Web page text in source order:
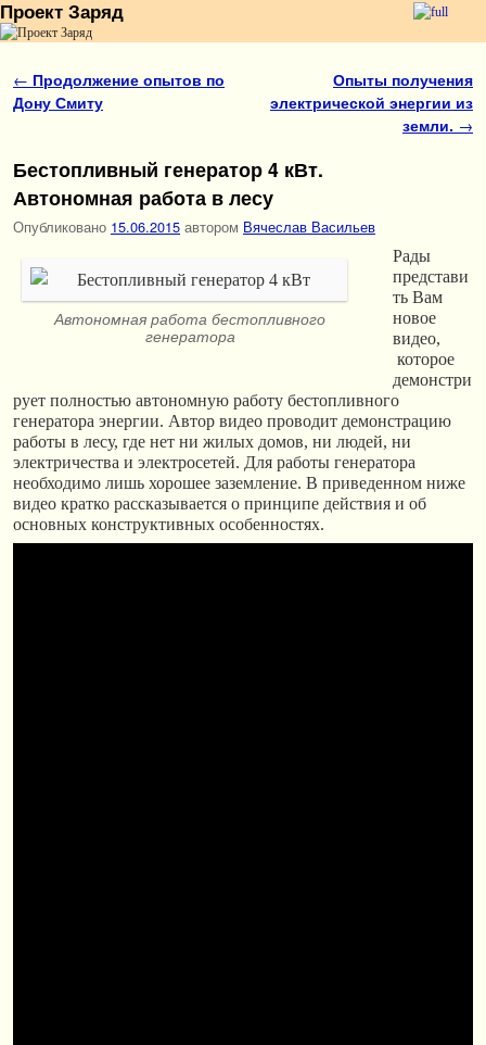
Проект Заряд
Навигация по записям
← Продолжение опытов по
Дону Смиту
Опыты получения
электрической энергии из
земли. →
Бестопливный генератор 4 кВт.
Автономная работа в лесу
Опубликовано 15.06.2015 автором Вячеслав Васильев
Автономная работа бестопливного
генератора
Рады
представи
ть Вам
новое
видео,
которое
демонстри
рует полностью автономную работу бестопливного
генератора энергии. Автор видео проводит демонстрацию
работы в лесу, где нет ни жилых домов, ни людей, ни
электричества и электросетей. Для работы генератора
необходимо лишь хорошее заземление. В приведенном ниже
видео кратко рассказывается о принципе действия и об
основных конструктивных особенностях.